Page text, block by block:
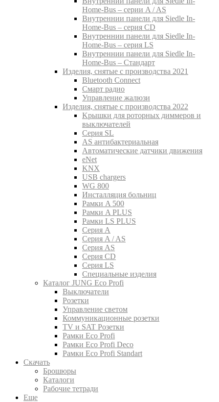
Home-Bus – серии A / AS
Внутреннии панели для Siedle In-
Home-Bus – серия CD
Внутреннии панели для Siedle In-
Home-Bus – серия LS
Внутреннии панели для Siedle In-
Home-Bus – Стандарт
Изделия, снятые с производства 2021
Bluetooth Connect
Смарт радио
Управление жалюзи
Изделия, снятые с производства 2022
Kрышки для роторных диммеров и
выключателей
Серия SL
AS антибактериальная
Aвтоматические датчики движения
eNet
KNX
USB chargers
WG 800
Инсталляция больниц
Рамки A 500
Рамки A PLUS
Рамки LS PLUS
Серия A
Серия A / AS
Серия AS
Серия CD
Серия LS
Специальные изделия
Каталог JUNG Eco Profi
Выключатели
Розетки
Управление светом
Коммуникационные розетки
TV и SAT Розетки
Рамки Eco Profi
Рамки Eco Profi Deco
Рамки Eco Profi Standart
Скачать
Брошюры
Каталоги
Рабочие тетради
Еще